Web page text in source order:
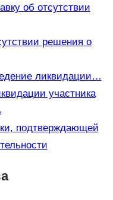
об отсутствии
решения о
ликвидации…
участника
подтверждающей